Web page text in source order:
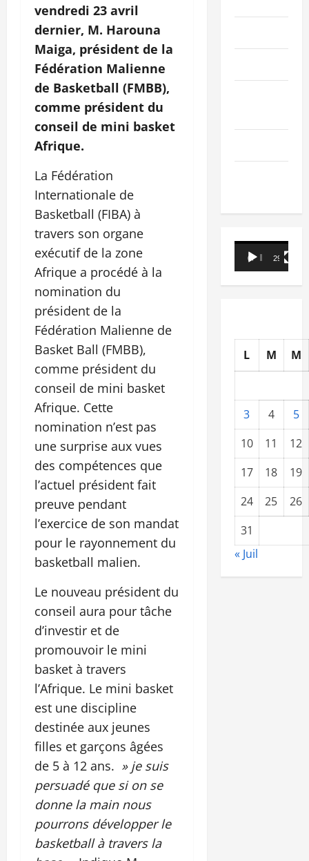
vendredi 23 avril
dernier, M. Harouna
Maiga, président de la
Fédération Malienne
de Basketball (FMBB),
comme président du
conseil de mini basket
Afrique.
La Fédération
Internationale de
Basketball (FIBA) à
travers son organe
exécutif de la zone
Afrique a procédé à la
nomination du
président de la
Fédération Malienne de
Basket Ball (FMBB),
comme président du
conseil de mini basket
Afrique. Cette
nomination n’est pas
une surprise aux vues
des compétences que
l’actuel président fait
preuve pendant
l’exercice de son mandat
pour le rayonnement du
basketball malien.
Le nouveau président du
conseil aura pour tâche
d’investir et de
promouvoir le mini
basket à travers
l’Afrique. Le mini basket
est une discipline
destinée aux jeunes
filles et garçons âgées
de 5 à 12 ans. » je suis
persuadé que si on se
donne la main nous
pourrons développer le
basketball à travers la
Lecteur
vidéo
00:00 29:21
L M M
3 4
5
10
11
12
17
18
19
24
25
26
31
« Juil